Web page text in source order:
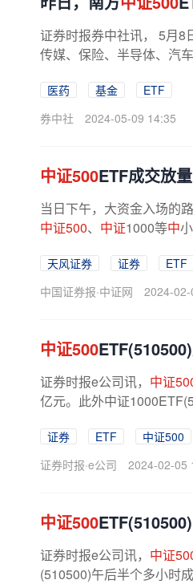
证券时报券中社讯， 5月8
传媒、保险、半导体、汽
医药 基金
ETF
券中社
2024-05-09 14:35
中证500ETF成交放
当日下午，大资金入场的
中证500、 中证1000等中
天风证券 证券
ETF
中国证券报·中证网
2024-
中证500
证券时报e公司讯， 中证
亿元。此外中证
证券 ETF
中证500
证券时报·e公司
2024-02-05
中证500
证券时报e公司讯， 中证
(510500)午后半个多小时